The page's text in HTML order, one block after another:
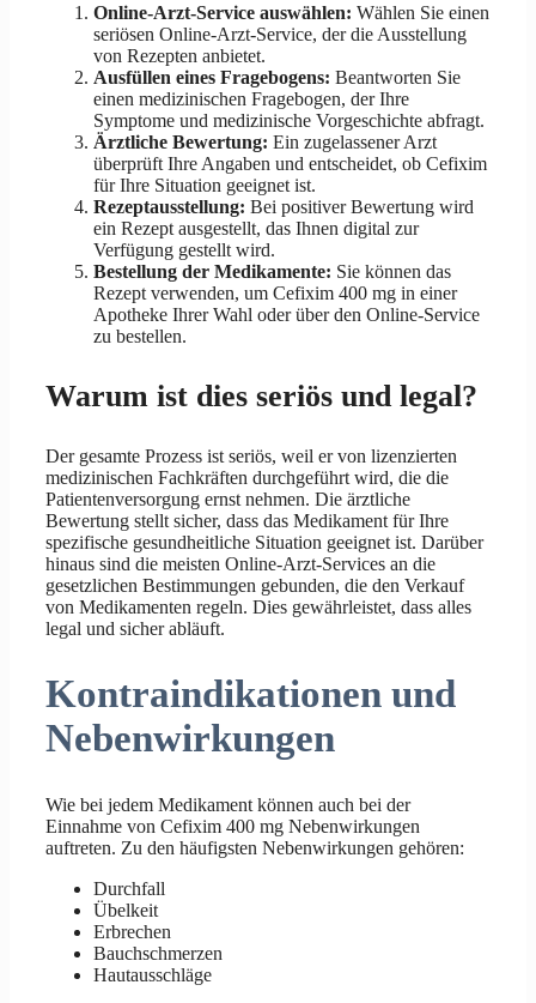
Online-Arzt-Service auswählen: Wählen Sie einen
seriösen Online-Arzt-Service, der die Ausstellung
von Rezepten anbietet.
Ausfüllen eines Fragebogens: Beantworten Sie
einen medizinischen Fragebogen, der Ihre
Symptome und medizinische Vorgeschichte abfragt.
Ärztliche Bewertung: Ein zugelassener Arzt
überprüft Ihre Angaben und entscheidet, ob Cefixim
für Ihre Situation geeignet ist.
Rezeptausstellung: Bei positiver Bewertung wird
ein Rezept ausgestellt, das Ihnen digital zur
Verfügung gestellt wird.
Bestellung der Medikamente: Sie können das
Rezept verwenden, um Cefixim 400 mg in einer
Apotheke Ihrer Wahl oder über den Online-Service
zu bestellen.
Warum ist dies seriös und legal?
Der gesamte Prozess ist seriös, weil er von lizenzierten
medizinischen Fachkräften durchgeführt wird, die die
Patientenversorgung ernst nehmen. Die ärztliche
Bewertung stellt sicher, dass das Medikament für Ihre
spezifische gesundheitliche Situation geeignet ist. Darüber
hinaus sind die meisten Online-Arzt-Services an die
gesetzlichen Bestimmungen gebunden, die den Verkauf
von Medikamenten regeln. Dies gewährleistet, dass alles
legal und sicher abläuft.
Kontraindikationen und
Nebenwirkungen
Wie bei jedem Medikament können auch bei der
Einnahme von Cefixim 400 mg Nebenwirkungen
auftreten. Zu den häufigsten Nebenwirkungen gehören:
Durchfall
Übelkeit
Erbrechen
Bauchschmerzen
Hautausschläge